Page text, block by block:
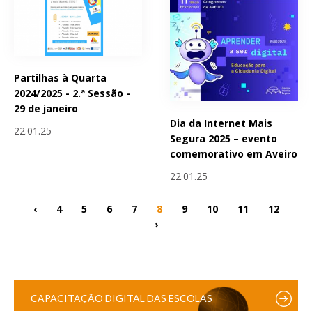
Partilhas à Quarta
2024/2025 - 2.ª Sessão -
29 de janeiro
22.01.25
Dia da Internet Mais
Segura 2025 – evento
comemorativo em Aveiro
22.01.25
‹ 4 5 6 7 8 9 10 11
12
›
CAPACITAÇÃO DIGITAL DAS ESCOLAS